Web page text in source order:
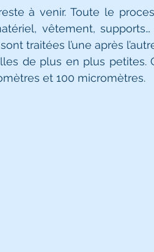
à venir. Toute le
vêtement,
traitées l’une après
de plus en plus petites.
et 100 micromètres.